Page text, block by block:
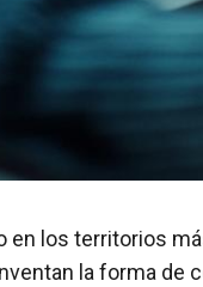
los territorios
la forma de